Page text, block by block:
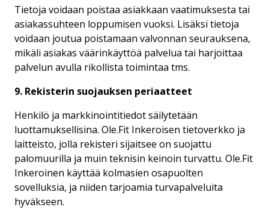
Tietoja voidaan poistaa asiakkaan vaatimuksesta tai
asiakassuhteen loppumisen vuoksi. Lisäksi tietoja
voidaan joutua poistamaan valvonnan seurauksena,
mikäli asiakas väärinkäyttöä palvelua tai harjoittaa
palvelun avulla rikollista toimintaa tms.
9. Rekisterin suojauksen periaatteet
Henkilö ja markkinointitiedot säilytetään
luottamuksellisina. Ole.Fit Inkeroisen tietoverkko ja
laitteisto, jolla rekisteri sijaitsee on suojattu
palomuurilla ja muin teknisin keinoin turvattu. Ole.Fit
Inkeroinen käyttää kolmasien osapuolten
sovelluksia, ja niiden tarjoamia turvapalveluita
hyväkseen.